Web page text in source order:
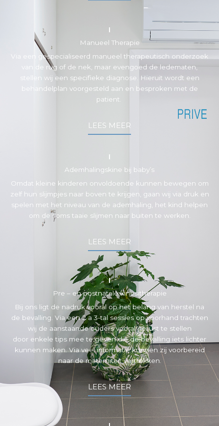
Manueel Therapie
Via een gespecialiseerd manueel therapeutisch onderzoek
van de rug of de nek, maar evengoed de ledematen,
stellen wij een specifieke diagnose. Hieruit wordt een
behandelplan voorgesteld aan en besproken met de
patient.
LEES MEER
Ademhalingskine bij baby’s
Omdat kleine kinderen onvoldoende kunnen bewegen om
zelf hun slijmpjes naar boven te krijgen, gaan wij via druk en
spelen met het niveau van de ademhaling, het kind helpen
om de soms taaie slijmen naar buiten te werken.
LEES MEER
Pre – en postnatale kinesitherapie
Bij ons ligt de nadruk vooral op het belang van herstel na
de bevalling. Via een 2 a 3-tal sessies op voorhand trachten
wij de aanstaande ouders vooral gerust te stellen
door enkele tips mee te geven die de bevalling iets lichter
kunnen maken. Via veel informatie kunnen zij voorbereid
naar de materniteit vertrekken.
LEES MEER